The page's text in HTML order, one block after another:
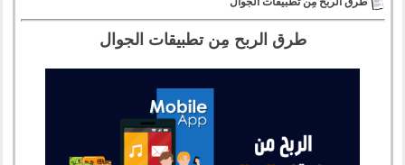
طرق الربح مِن تطبيقات الجوال